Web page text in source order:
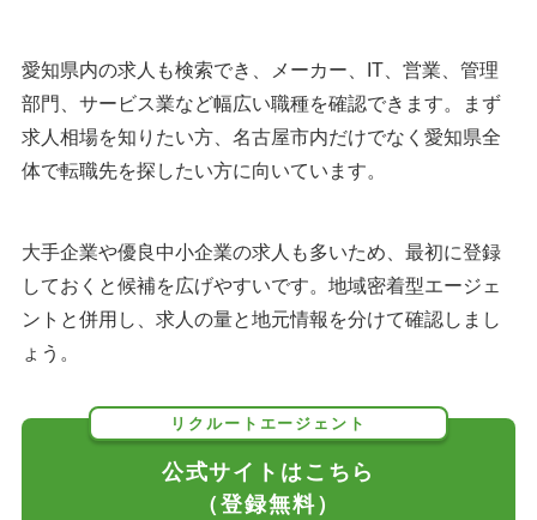
愛知県内の求人も検索でき、メーカー、IT、営業、管理
部門、サービス業など幅広い職種を確認できます。まず
求人相場を知りたい方、名古屋市内だけでなく愛知県全
体で転職先を探したい方に向いています。
大手企業や優良中小企業の求人も多いため、最初に登録
しておくと候補を広げやすいです。地域密着型エージェ
ントと併用し、求人の量と地元情報を分けて確認しまし
ょう。
リクルートエージェント
公式サイトはこちら
（登録無料）